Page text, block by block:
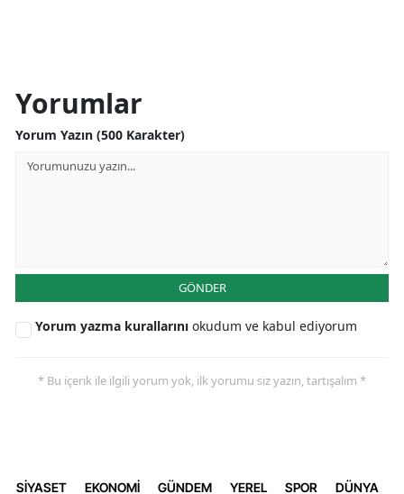
Yorumlar
Yorum Yazın (500 Karakter)
GÖNDER
Yorum yazma kurallarını okudum ve kabul ediyorum
* Bu içerik ile ilgili yorum yok, ilk yorumu siz yazın, tartışalım *
SİYASET EKONOMİ GÜNDEM YEREL SPOR DÜNYA